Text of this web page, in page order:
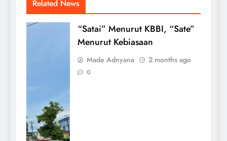
Related News
“Satai” Menurut KBBI, “Sate”
Menurut Kebiasaan
Made Adnyana 2 months ago
0